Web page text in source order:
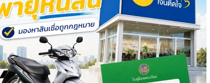
เชื่อมอเตอร์ไซค์ "เงินติดใจ" เงินติดใจ | สินเชื่อรถและที่